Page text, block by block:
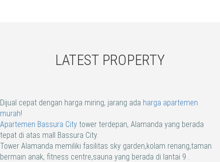
LATEST PROPERTY
Dijual cepat dengan harga miring, jarang ada harga apartemen
murah!
Apartemen Bassura City tower terdepan, Alamanda yang berada
tepat di atas mall Bassura City.
Tower Alamanda memiliki fasilitas sky garden,kolam renang,taman
bermain anak, fitness centre,sauna yang berada di lantai 9 .